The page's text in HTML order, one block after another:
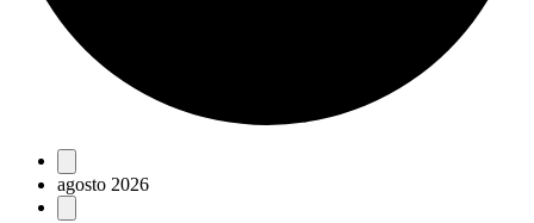
Eventos
agosto 2026